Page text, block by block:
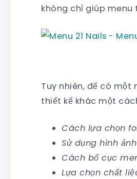
không chỉ giúp
Tuy nhiên, để có một
thiết kế khác một
Cách lựa chọn
Sử dụng hình
Cách bố cục
Lựa chọn chất